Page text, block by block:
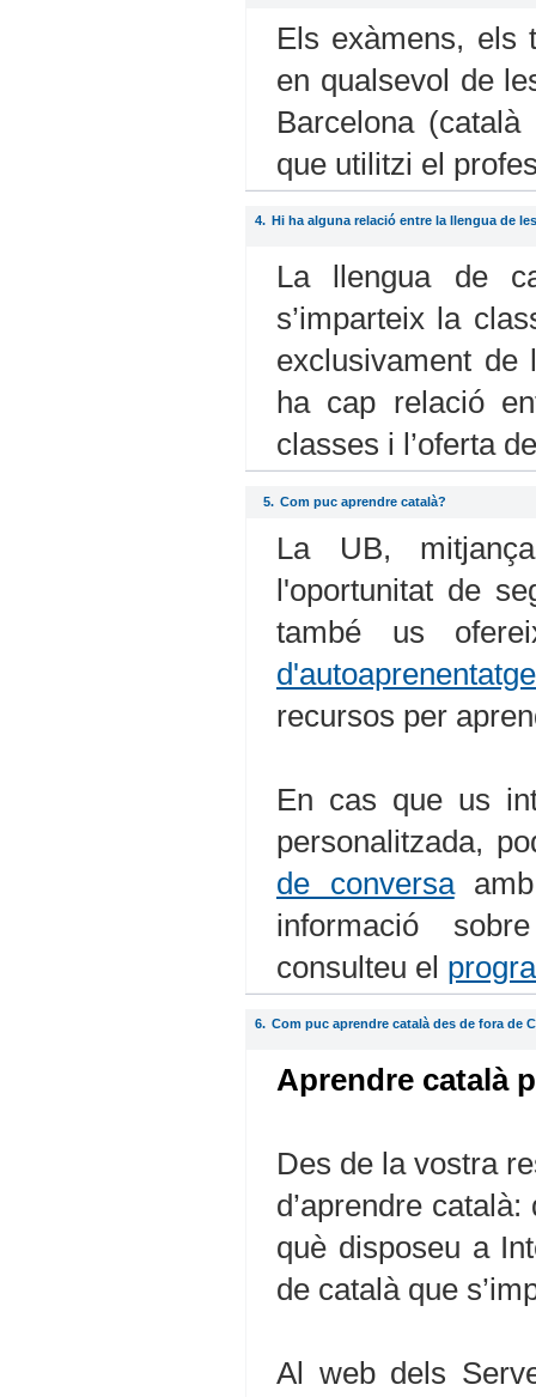
Els exàmens, els
en qualsevol de
Barcelona
que utilitzi el
4. Hi ha alguna relació entre la llengua de
La llengua de
s’imparteix la
exclusivament de
ha cap relació
classes i l’oferta
5. Com puc aprendre català?
La UB,
l'oportunitat de
també us
recursos per
En cas que us
personalitzada,
de conversaamb
informació
consulteu el
6. Com puc aprendre català des de fora de
Aprendre català
Des de la vostra
d’aprendre
què disposeu a
de català que
Al web dels